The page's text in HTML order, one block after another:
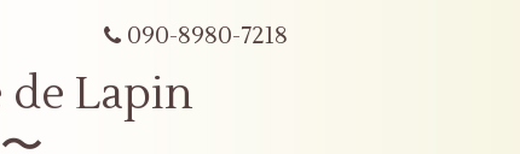
090-8980-7218
de Lapin